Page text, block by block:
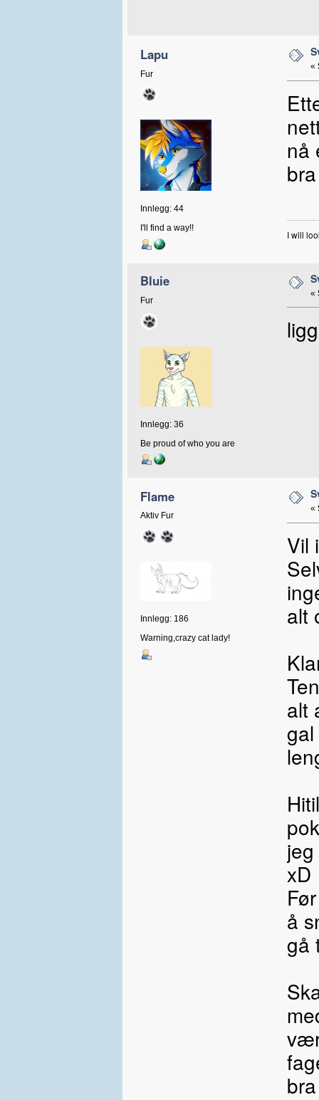
Lapu
Fur
Innlegg: 44
I'll find a way!!
«
nå
I will
Bluie
Fur
Innlegg: 36
Be proud of who you are
«
Flame
Aktiv Fur
Innlegg: 186
Warning,crazy cat lady!
«
Vil
alt
alt
xD
å
gå